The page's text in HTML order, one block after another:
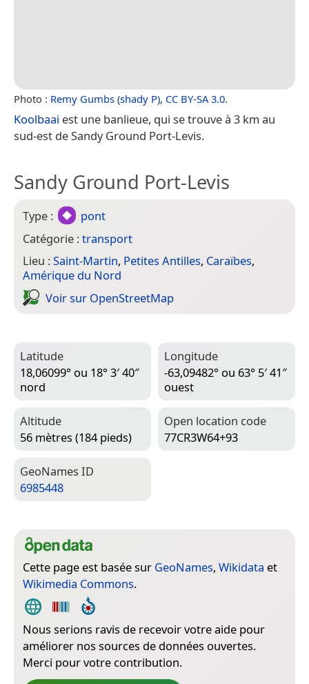
Photo : Remy Gumbs (shady P), CC BY-SA 3.0.
Koolbaai est une banlieue, qui se trouve à 3 km au
sud-est de Sandy Ground Port-Levis.
Sandy Ground Port-Levis
Type :
pont
Catégorie :transport
Lieu :Saint-Martin, Petites Antilles, Caraïbes,
Amérique du Nord
Voir sur Open­Street­Map
Latitude
18,06099° ou 18° 3′ 40″
nord
Longitude
-63,09482° ou 63° 5′ 41″
ouest
Altitude
56 mètres (184 pieds)
Open location code
77CR3W64+93
Geo­Names ID
6985448
Cette page est basée sur GeoNames, Wikidata et
Wikimedia Commons.
Nous serions ravis de recevoir votre aide pour
améliorer nos sources de données ouvertes.
Merci pour votre contribution.